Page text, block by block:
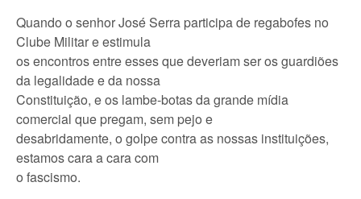
Quando o senhor José Serra participa de regabofes no
Clube Militar e estimula
os encontros entre esses que deveriam ser os guardiões
da legalidade e da nossa
Constituição, e os lambe-botas da grande mídia
comercial que pregam, sem pejo e
desabridamente, o golpe contra as nossas instituições,
estamos cara a cara com
o fascismo.